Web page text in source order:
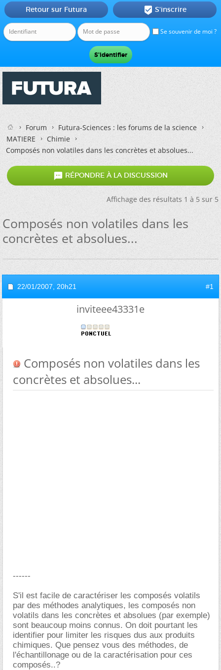
Se souvenir de moi ?
Retour sur Futura  S'inscrire
Forum
Futura-Sciences : les forums de la science
MATIERE
Chimie
Composés non volatiles dans les concrètes et absolues...
 RÉPONDRE À LA DISCUSSION
Affichage des résultats 1 à 5 sur 5
Composés non volatiles dans les
concrètes et absolues...
22/01/2007, 20h21 #1
inviteee43331e
Composés non volatiles dans les
concrètes et absolues...
------
S'il est facile de caractériser les composés volatils
par des méthodes analytiques, les composés non
volatils dans les concrètes et absolues (par exemple)
sont beaucoup moins connus. On doit pourtant les
identifier pour limiter les risques dus aux produits
chimiques. Que pensez vous des méthodes, de
l'échantillonage ou de la caractérisation pour ces
composés..?